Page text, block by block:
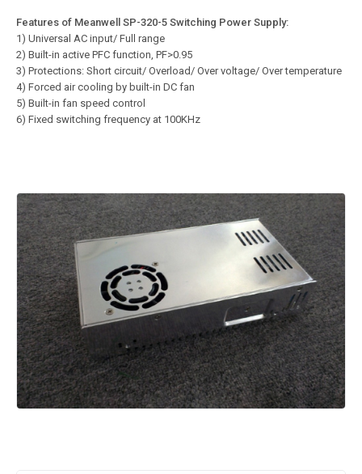
Features of Meanwell SP-320-5 Switching Power Supply:
1) Universal AC input/ Full range
2) Built-in active PFC function, PF>0.95
3) Protections: Short circuit/ Overload/ Over voltage/ Over temperature
4) Forced air cooling by built-in DC fan
5) Built-in fan speed control
6) Fixed switching frequency at 100KHz